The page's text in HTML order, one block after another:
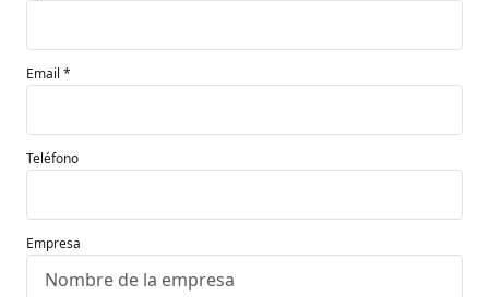
Email *
Teléfono
Empresa